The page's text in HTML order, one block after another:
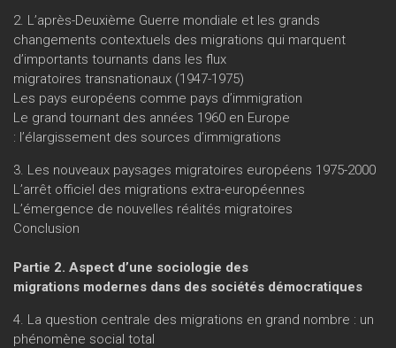
2. L’après-Deuxième Guerre mondiale et les grands
changements contextuels des migrations qui marquent
d’importants tournants dans les flux
migratoires transnationaux (1947-1975)
Les pays européens comme pays d’immigration
Le grand tournant des années 1960 en Europe
: l’élargissement des sources d’immigrations
3. Les nouveaux paysages migratoires européens 1975-2000
L’arrêt officiel des migrations extra-européennes
L’émergence de nouvelles réalités migratoires
Conclusion
Partie 2. Aspect d’une sociologie des
migrations modernes dans des sociétés démocratiques
4. La question centrale des migrations en grand nombre : un
phénomène social total